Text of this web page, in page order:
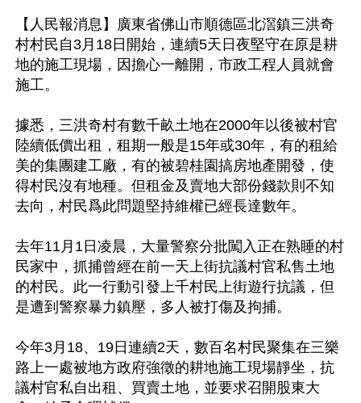
【人民報消息】廣東省佛山市順德區北滘鎮三洪奇
村村民自3月18日開始，連續5天日夜堅守在原是耕
地的施工現場，因擔心一離開，市政工程人員就會
施工。
據悉，三洪奇村有數千畝土地在2000年以後被村官
陸續低價出租，租期一般是15年或30年，有的租給
美的集團建工廠，有的被碧桂園搞房地產開發，使
得村民沒有地種。但租金及賣地大部份錢款則不知
去向，村民爲此問題堅持維權已經長達數年。
去年11月1日凌晨，大量警察分批闖入正在熟睡的村
民家中，抓捕曾經在前一天上街抗議村官私售土地
的村民。此一行動引發上千村民上街遊行抗議，但
是遭到警察暴力鎮壓，多人被打傷及拘捕。
今年3月18、19日連續2天，數百名村民聚集在三樂
路上一處被地方政府強徵的耕地施工現場靜坐，抗
議村官私自出租、買賣土地，並要求召開股東大